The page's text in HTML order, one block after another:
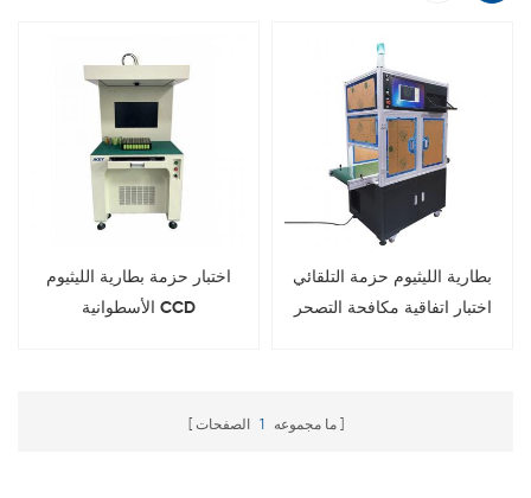
اختبار حزمة بطارية الليثيوم
الأسطوانية CCD
بطارية الليثيوم حزمة التلقائي
اختبار اتفاقية مكافحة التصحر
ما مجموعه 1 الصفحات